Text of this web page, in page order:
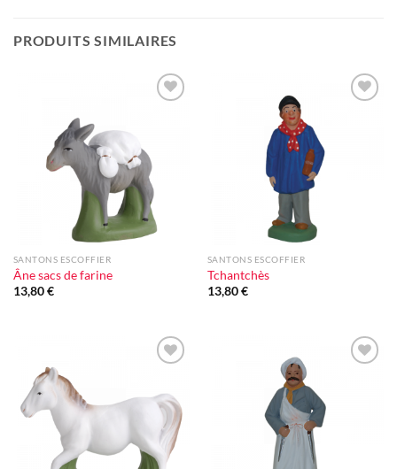
PRODUITS SIMILAIRES
SANTONS ESCOFFIER
Âne sacs de farine
13,80€
SANTONS ESCOFFIER
Tchantchès
13,80€
d'envie